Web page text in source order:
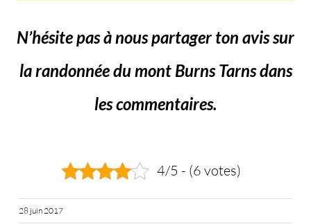
N’hésite pas à nous partager ton avis sur
la randonnée du mont Burns Tarns dans
les commentaires.
4/5 - (6 votes)
28 juin 2017